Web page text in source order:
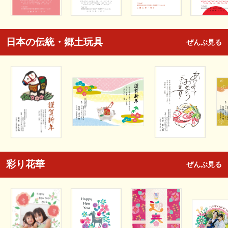
日本の伝統・郷土玩具 ぜんぶ見る
彩り花華 ぜんぶ見る